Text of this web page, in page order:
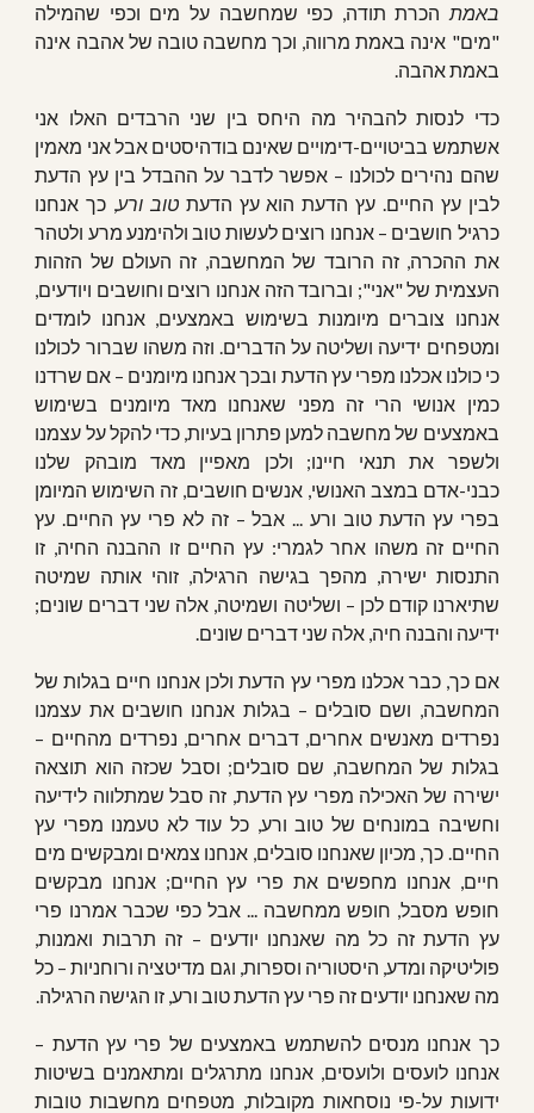
באמת הכרת תודה, כפי שמחשבה על מים וכפי שהמילה
"מים" אינה באמת מרווה, וכך מחשבה טובה של אהבה אינה
באמת אהבה.
כדי לנסות להבהיר מה היחס בין שני הרבדים האלו אני
אשתמש בביטויים-דימויים שאינם בודהיסטים אבל אני מאמין
שהם נהירים לכולנו – אפשר לדבר על ההבדל בין עץ הדעת
לבין עץ החיים. עץ הדעת הוא עץ הדעתטוב ורע, כך אנחנו
כרגיל חושבים – אנחנו רוצים לעשות טוב ולהימנע מרע ולטהר
את ההכרה, זה הרובד של המחשבה, זה העולם של הזהות
העצמית של "אני"; וברובד הזה אנחנו רוצים וחושבים ויודעים,
אנחנו צוברים מיומנות בשימוש באמצעים, אנחנו לומדים
ומטפחים ידיעה ושליטה על הדברים. וזה משהו שברור לכולנו
כי כולנו אכלנו מפרי עץ הדעת ובכך אנחנו מיומנים – אם שרדנו
כמין אנושי הרי זה מפני שאנחנו מאד מיומנים בשימוש
באמצעים של מחשבה למען פתרון בעיות, כדי להקל על עצמנו
ולשפר את תנאי חיינו; ולכן מאפיין מאד מובהק שלנו
כבני-אדם במצב האנושי, אנשים חושבים, זה השימוש המיומן
בפרי עץ הדעת טוב ורע ... אבל – זה לא פרי עץ החיים. עץ
החיים זה משהו אחר לגמרי: עץ החיים זו ההבנה החיה, זו
התנסות ישירה, מהפך בגישה הרגילה, זוהי אותה שמיטה
שתיארנו קודם לכן – ושליטה ושמיטה, אלה שני דברים שונים;
ידיעה והבנה חיה, אלה שני דברים שונים.
אם כך, כבר אכלנו מפרי עץ הדעת ולכן אנחנו חיים בגלות של
המחשבה, ושם סובלים – בגלות אנחנו חושבים את עצמנו
נפרדים מאנשים אחרים, דברים אחרים, נפרדים מהחיים –
בגלות של המחשבה, שם סובלים; וסבל שכזה הוא תוצאה
ישירה של האכילה מפרי עץ הדעת, זה סבל שמתלווה לידיעה
וחשיבה במונחים של טוב ורע, כל עוד לא טעמנו מפרי עץ
החיים. כך, מכיון שאנחנו סובלים, אנחנו צמאים ומבקשים מים
חיים, אנחנו מחפשים את פרי עץ החיים; אנחנו מבקשים
חופש מסבל, חופש ממחשבה ... אבל כפי שכבר אמרנו פרי
עץ הדעת זה כל מה שאנחנו יודעים – זה תרבות ואמנות,
פוליטיקה ומדע, היסטוריה וספרות, וגם מדיטציה ורוחניות – כל
מה שאנחנו יודעים זה פרי עץ הדעת טוב ורע, זו הגישה הרגילה.
כך אנחנו מנסים להשתמש באמצעים של פרי עץ הדעת –
אנחנו לועסים ולועסים, אנחנו מתרגלים ומתאמנים בשיטות
ידועות על-פי נוסחאות מקובלות, מטפחים מחשבות טובות